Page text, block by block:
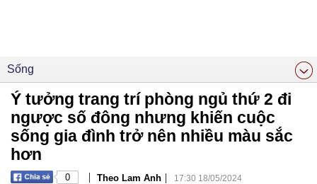
Sống
Ý tưởng trang trí phòng ngủ thứ 2 đi
ngược số đông nhưng khiến cuộc
sống gia đình trở nên nhiều màu sắc
hơn
0 | Theo Lam Anh | 17:30 18/05/2024